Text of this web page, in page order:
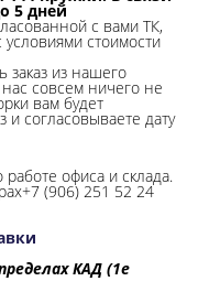
5 дней
с вами ТК,
условиями стоимости
заказ из нашего
совсем ничего не
вам будет
и согласовываете дату
офиса и склада.
(906) 251 52 24
КАД (1е